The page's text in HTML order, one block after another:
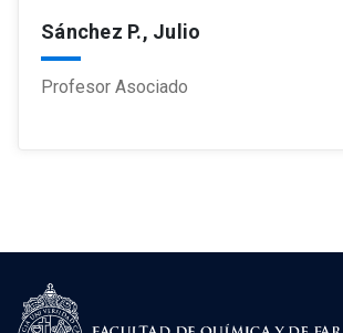
Sánchez P., Julio
Profesor Asociado